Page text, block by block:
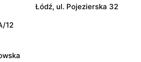
12
Łódź, ul. Pojezierska 32